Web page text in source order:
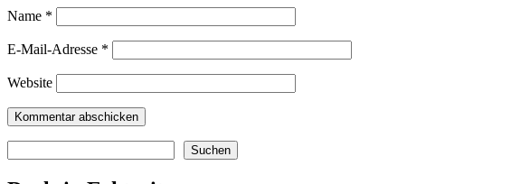
Name *
E-Mail-Adresse *
Website
Suchen